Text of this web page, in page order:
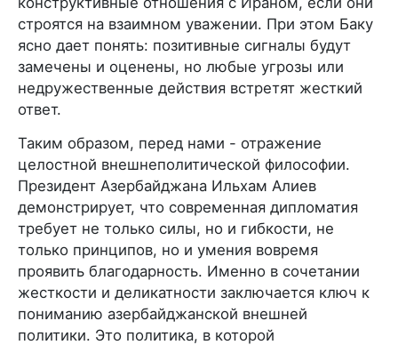
строятся на взаимном уважении. При этом Баку
ясно дает понять: позитивные сигналы будут
замечены и оценены, но любые угрозы или
недружественные действия встретят жесткий
ответ.
Таким образом, перед нами - отражение
целостной внешнеполитической философии.
Президент Азербайджана Ильхам Алиев
демонстрирует, что современная дипломатия
требует не только силы, но и гибкости, не
только принципов, но и умения вовремя
проявить благодарность. Именно в сочетании
жесткости и деликатности заключается ключ к
пониманию азербайджанской внешней
политики. Это политика, в которой